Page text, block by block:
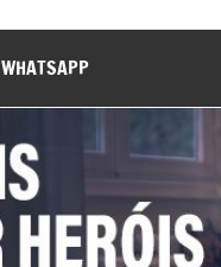
WHATSAPP